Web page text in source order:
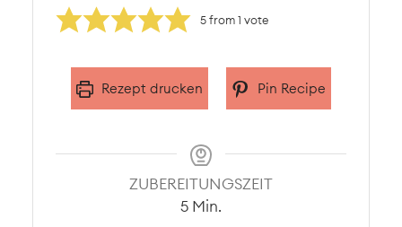
5from 1 vote
Rezept drucken Pin Recipe
ZUBEREITUNGSZEIT
5Minuten
Min.